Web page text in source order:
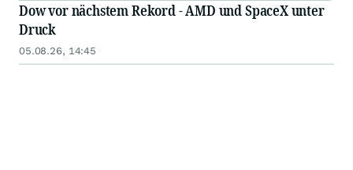
Dow vor nächstem Rekord - AMD und SpaceX unter
Druck
05.08.26, 14:45